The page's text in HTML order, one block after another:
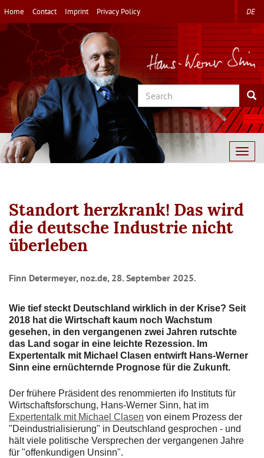
Skip
to
main
Home Contact Imprint Privacy Policy DE
Search
Standort herzkrank! Das wird
die deutsche Industrie nicht
überleben
Finn Determeyer, noz.de, 28. September 2025.
Wie tief steckt Deutschland wirklich in der Krise? Seit
2018 hat die Wirtschaft kaum noch Wachstum
gesehen, in den vergangenen zwei Jahren rutschte
das Land sogar in eine leichte Rezession. Im
Expertentalk mit Michael Clasen entwirft Hans-Werner
Sinn eine ernüchternde Prognose für die Zukunft.
Der frühere Präsident des renommierten ifo Instituts für
Wirtschaftsforschung, Hans-Werner Sinn, hat im
Expertentalk mit Michael Clasen von einem Prozess der
"Deindustrialisierung" in Deutschland gesprochen - und
hält viele politische Versprechen der vergangenen Jahre
für "offenkundigen Unsinn".